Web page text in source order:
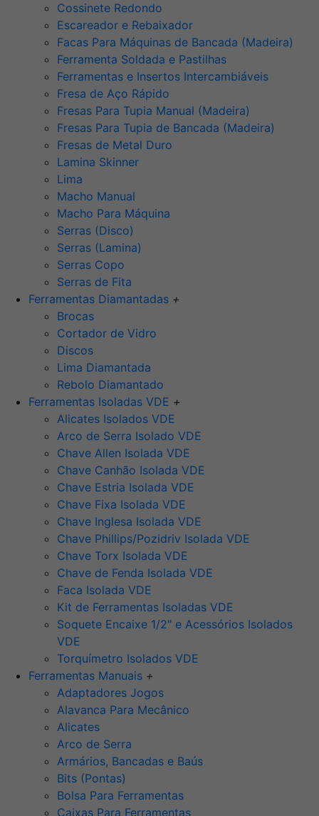
Cossinete Redondo
Escareador e Rebaixador
Facas Para Máquinas de Bancada (Madeira)
Ferramenta Soldada e Pastilhas
Ferramentas e Insertos Intercambiáveis
Fresa de Aço Rápido
Fresas Para Tupia Manual (Madeira)
Fresas Para Tupia de Bancada (Madeira)
Fresas de Metal Duro
Lamina Skinner
Lima
Macho Manual
Macho Para Máquina
Serras (Disco)
Serras (Lamina)
Serras Copo
Serras de Fita
Ferramentas Diamantadas +
Brocas
Cortador de Vidro
Discos
Lima Diamantada
Rebolo Diamantado
Ferramentas Isoladas VDE +
Alicates Isolados VDE
Arco de Serra Isolado VDE
Chave Allen Isolada VDE
Chave Canhão Isolada VDE
Chave Estria Isolada VDE
Chave Fixa Isolada VDE
Chave Inglesa Isolada VDE
Chave Phillips/Pozidriv Isolada VDE
Chave Torx Isolada VDE
Chave de Fenda Isolada VDE
Faca Isolada VDE
Kit de Ferramentas Isoladas VDE
Soquete Encaixe 1/2" e Acessórios Isolados
VDE
Torquímetro Isolados VDE
Ferramentas Manuais +
Adaptadores Jogos
Alavanca Para Mecânico
Alicates
Arco de Serra
Armários, Bancadas e Baús
Bits (Pontas)
Bolsa Para Ferramentas
Caixas Para Ferramentas